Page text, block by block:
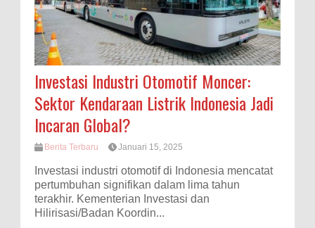
Investasi Industri Otomotif Moncer:
Sektor Kendaraan Listrik Indonesia Jadi
Incaran Global?
Berita Terbaru Januari 15, 2025
Investasi industri otomotif di Indonesia mencatat
pertumbuhan signifikan dalam lima tahun
terakhir. Kementerian Investasi dan
Hilirisasi/Badan Koordin...